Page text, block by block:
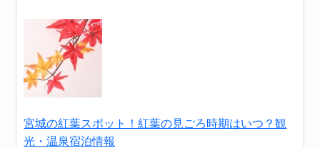
宮城の紅葉スポット！紅葉の見ごろ時期はいつ？観
光・温泉宿泊情報